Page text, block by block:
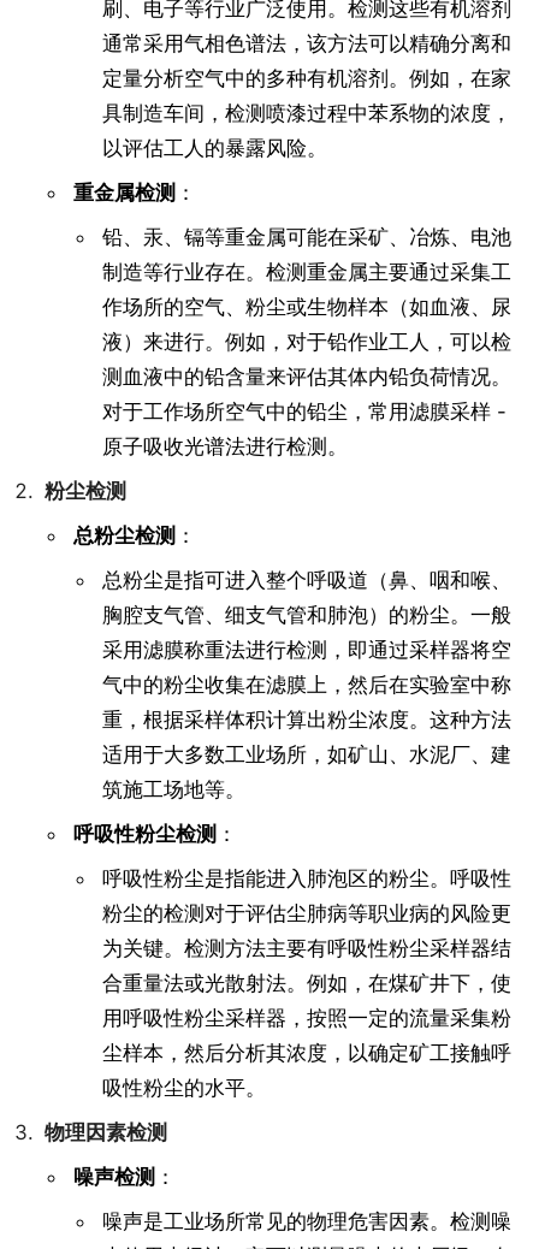
刷、电子等行业广泛使用。检测这些有机溶剂
通常采用气相色谱法，该方法可以精确分离和
定量分析空气中的多种有机溶剂。例如，在家
具制造车间，检测喷漆过程中苯系物的浓度，
以评估工人的暴露风险。
重金属检测 ：
铅、汞、镉等重金属可能在采矿、冶炼、电池
制造等行业存在。检测重金属主要通过采集工
作场所的空气、粉尘或生物样本（如血液、尿
液）来进行。例如，对于铅作业工人，可以检
测血液中的铅含量来评估其体内铅负荷情况。
对于工作场所空气中的铅尘，常用滤膜采样 -
原子吸收光谱法进行检测。
粉尘检测
总粉尘检测 ：
总粉尘是指可进入整个呼吸道（鼻、咽和喉、
胸腔支气管、细支气管和肺泡）的粉尘。一般
采用滤膜称重法进行检测，即通过采样器将空
气中的粉尘收集在滤膜上，然后在实验室中称
重，根据采样体积计算出粉尘浓度。这种方法
适用于大多数工业场所，如矿山、水泥厂、建
筑施工场地等。
呼吸性粉尘检测 ：
呼吸性粉尘是指能进入肺泡区的粉尘。呼吸性
粉尘的检测对于评估尘肺病等职业病的风险更
为关键。检测方法主要有呼吸性粉尘采样器结
合重量法或光散射法。例如，在煤矿井下，使
用呼吸性粉尘采样器，按照一定的流量采集粉
尘样本，然后分析其浓度，以确定矿工接触呼
吸性粉尘的水平。
物理因素检测
噪声检测 ：
噪声是工业场所常见的物理危害因素。检测噪